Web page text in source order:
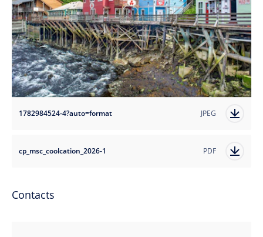
1782984524-4?auto=format JPEG
cp_msc_coolcation_2026-1 PDF
Contacts